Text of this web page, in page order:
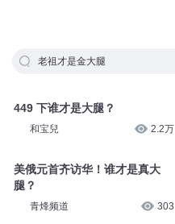
老祖才是金大腿
449 下谁才是大腿？
和宝兒 2.2万
美俄元首齐访华！谁才是真大
腿？
青烽频道 303